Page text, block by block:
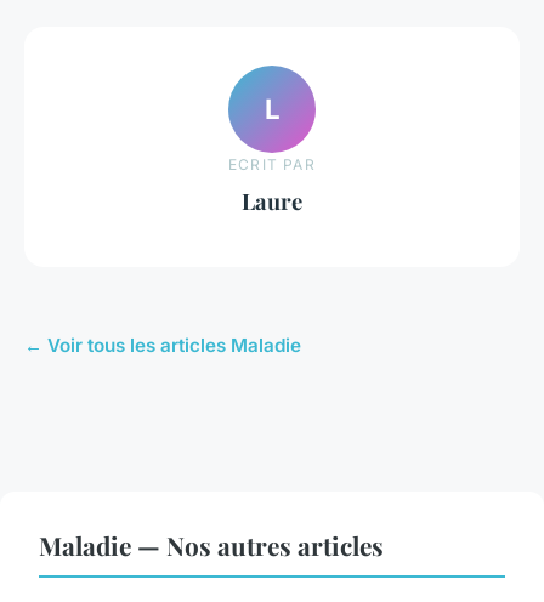
L
ECRIT PAR
Laure
← Voir tous les articles Maladie
Maladie — Nos autres articles